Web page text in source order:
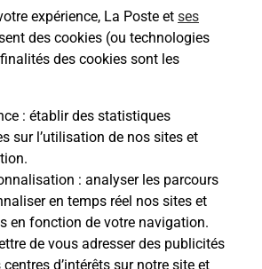
expérience, La Poste et ses
des cookies (ou technologies
des cookies sont les
: établir des statistiques
sur l’utilisation de nos sites et
: analyser les parcours
en temps réel nos sites et
en fonction de votre navigation.
de vous adresser des publicités
d’intérêts sur notre site et
24